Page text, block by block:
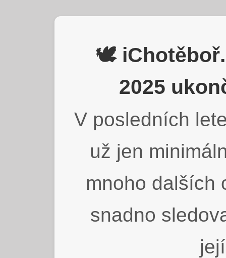
🕊️
2025
V posledních
už jen
mnoho dalších
snadno